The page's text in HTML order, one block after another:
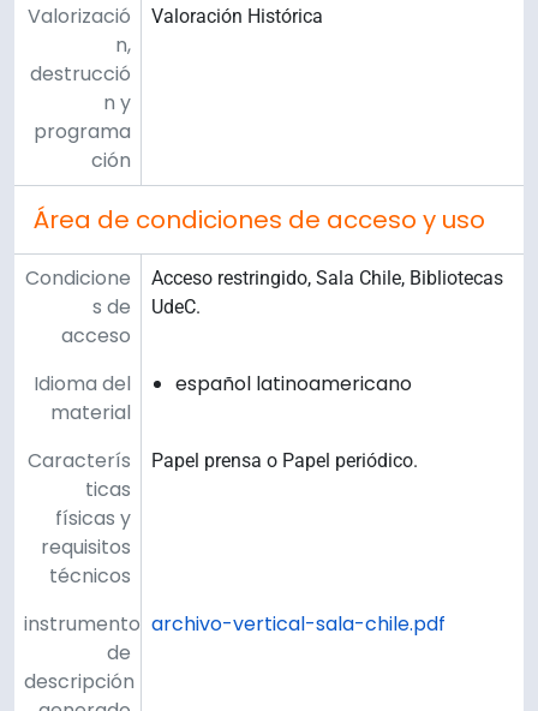
Valorizació
n,
destrucció
n y
programa
ción
Valoración Histórica
Área de condiciones de acceso y uso
Condicione
s de
acceso
Acceso restringido, Sala Chile, Bibliotecas
UdeC.
Idioma del
material
español latinoamericano
Caracterís
ticas
físicas y
requisitos
técnicos
Papel prensa o Papel periódico.
instrumento
de
descripción
archivo-vertical-sala-chile.pdf